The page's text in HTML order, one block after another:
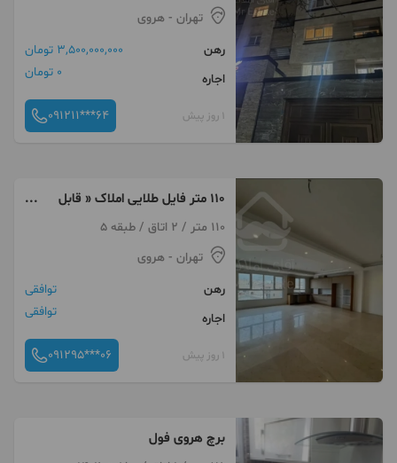
تهران - هروی
رهن
3,500,000,000 تومان
اجاره
0 تومان
1 روز پیش 091211***64
110 متر فایل طلایی املاک « قابل
تبدیل »110 متر / 2 اتاق / طبقه 5
تهران - هروی
رهن
توافقی
اجاره
توافقی
1 روز پیش 091295***06
برچ هروی فول